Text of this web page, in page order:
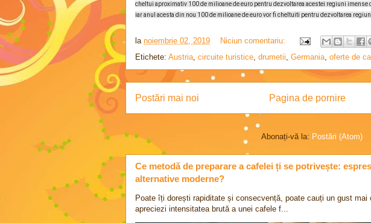
cheltui aproximativ 100 de milioane de euro pentru dezvoltarea acestei regiuni imense
iar anul acesta din nou 100 de milioane de euro vor fi cheltuiti pentru dezvoltarea
la noiembrie 02, 2019
Niciun comentariu:
Etichete: Austria, circuite turistice, drumetii, Germania, oferte de
Postări mai noi Pagina de pornire
Abonați-vă la: Postări (Atom)
Ce metodă de preparare a cafelei ți se potrivește:
alternative moderne?
Poate îți dorești rapiditate și consecvență, poate cauți un gust mai
apreciezi intensitatea brută a unei cafele f...